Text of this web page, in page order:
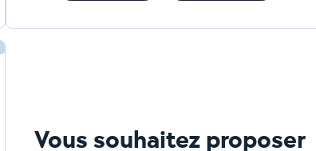
Vous souhaitez proposer